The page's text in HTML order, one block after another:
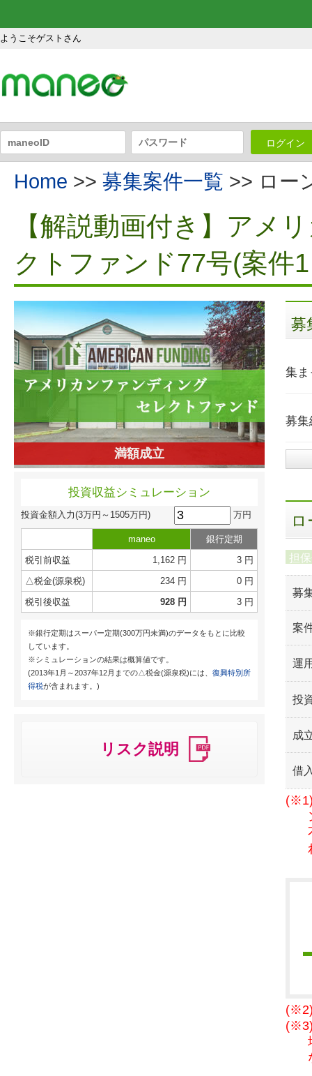
ようこそゲストさん
ログイン
Home >> 募集案件一覧 >> ロー
【解説動画付き】アメ
クトファンド77号(案件
満額成立
投資収益シミュレーション
投資金額入力(3万円～1505万円) 万円
maneo
銀行定期
税引前収益
1,162 円
3 円
△税金(源泉税)
234 円
0 円
税引後収益
928 円 3 円
※銀行定期はスーパー定期(300万円未満)のデータをもとに比較
しています。
※シミュレーションの結果は概算値です。
(2013年1月～2037年12月までの△税金(源泉税)には、 復興特別所
得税が含まれます。)
リスク説明
募
集ま
募集
担
募
案
運
投
成
借
(※1)
(※2)
(※3)